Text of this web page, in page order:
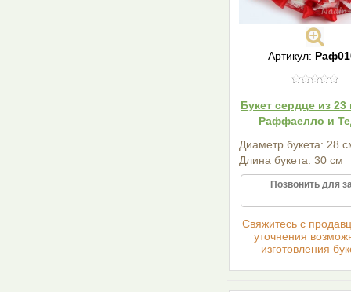
Артикул:
Букет сердце из 23
Раффаелло и
Диаметр букета: 28
Длина букета: 30 см
Позвонить для
Cвяжитесь с
уточнения
изготовления